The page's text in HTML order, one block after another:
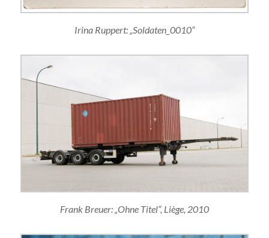
Irina Ruppert: „Soldaten_0010“
Frank Breuer: „Ohne Titel“, Liège, 2010